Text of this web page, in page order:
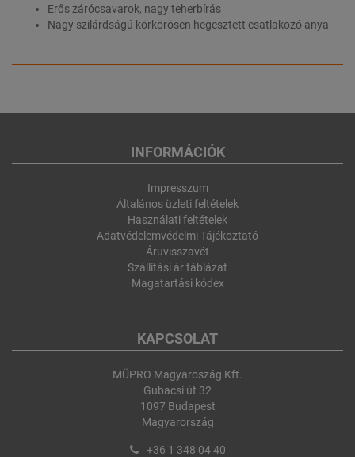
Erős zárócsavarok, nagy teherbírás
Nagy szilárdságú körkörösen hegesztett csatlakozó anya
INFORMÁCIÓK
Impresszum
Általános üzleti feltételek
Használati feltételek
Adatvédelemvédelmi Tájékoztató
Áruvisszavét
Szállítási ár táblázat
Magatartási kódex
KAPCSOLAT
MÜPRO Magyaroszág Kft.
Gubacsi út 32
1097 Budapest
Magyarország
+36 1 348 04 40